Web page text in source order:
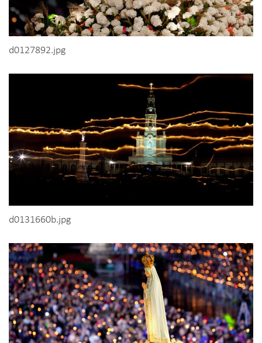
d0127892.jpg
d0131660b.jpg